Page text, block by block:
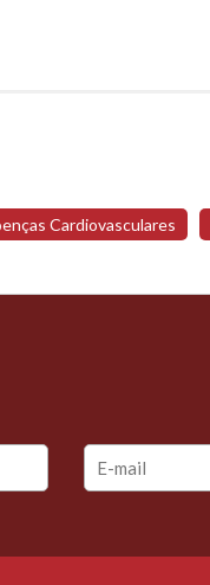
Cardiovasculares